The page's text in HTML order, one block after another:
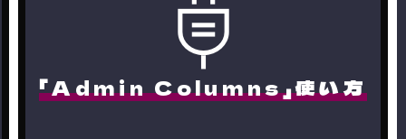
「Admin Columns」使い方